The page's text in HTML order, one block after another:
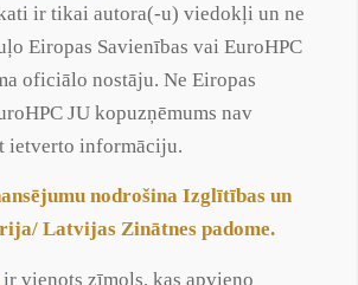
ir tikai autora(-u) viedokļi un ne
Eiropas Savienības vai EuroHPC
oficiālo nostāju. Ne Eiropas
JU kopuzņēmums nav
ietverto informāciju.
nodrošina Izglītības un
/ Latvijas Zinātnes padome.
ir vienots zīmols, kas apvieno